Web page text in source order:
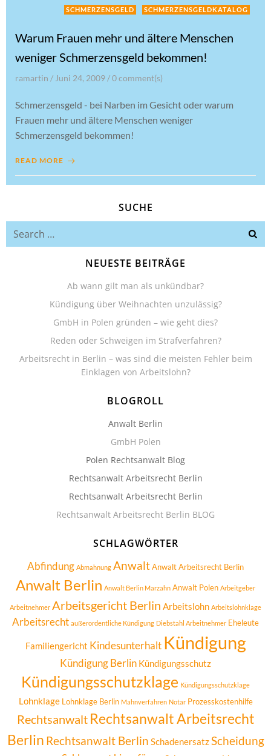
SCHMERZENSGELD
SCHMERZENSGELDKATALOG
Warum Frauen mehr und ältere Menschen
weniger Schmerzensgeld bekommen!
ramartin / Juni 24, 2009 /0comment(s)
Schmerzensgeld - bei Narben im Gesicht oder warum
Frauen mehr und ältere Menschen weniger
Schmerzensgeld bekommen!
READ MORE
SUCHE
Search
NEUESTE BEITRÄGE
Ab wann gilt man als unkündbar?
Kündigung über Weihnachten unzulässig?
GmbH in Polen gründen – wie geht dies?
Reden oder Schweigen im Strafverfahren?
Arbeitsrecht in Berlin – was sind die meisten Fehler beim
Einklagen von Arbeitslohn?
BLOGROLL
Anwalt Berlin
GmbH Polen
Polen Rechtsanwalt Blog
Rechtsanwalt Arbeitsrecht Berlin
Rechtsanwalt Arbeitsrecht Berlin
Rechtsanwalt Arbeitsrecht Berlin BLOG
SCHLAGWÖRTER
Abfindung Abmahnung AnwaltAnwalt Arbeitsrecht Berlin
Anwalt Berlin Anwalt Berlin Marzahn Anwalt Polen Arbeitgeber
Arbeitnehmer Arbeitsgericht Berlin Arbeitslohn Arbeitslohnklage
Arbeitsrecht außerordentliche Kündigung Diebstahl Arbeitnehmer Eheleute
Familiengericht Kindesunterhalt Kündigung
Kündigung Berlin Kündigungsschutz
Kündigungsschutzklage Kündigungsschutzklage
Lohnklage Lohnklage Berlin Mahnverfahren Notar Prozesskostenhilfe
Rechtsanwalt Rechtsanwalt Arbeitsrecht
Berlin Rechtsanwalt Berlin SchadenersatzScheidung